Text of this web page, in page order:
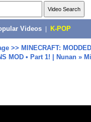
Videos K-POP
>> MINECRAFT:
MOD • Part 1! | Nunan »